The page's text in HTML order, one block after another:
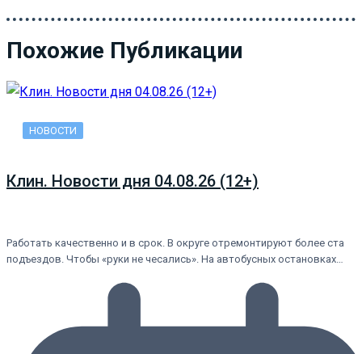
Похожие Публикации
НОВОСТИ
Клин. Новости дня 04.08.26 (12+)
Работать качественно и в срок. В округе отремонтируют более ста
подъездов. Чтобы «руки не чесались». На автобусных остановках…